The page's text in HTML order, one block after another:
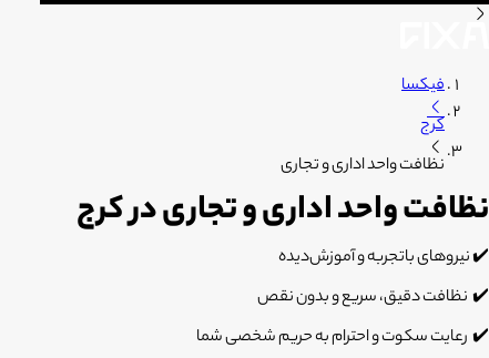
فیکسا
کرج
نظافت واحد اداری و تجاری
نظافت واحد اداری و تجاری در کرج
✔️نیروهای باتجربه و آموزش‌دیده
✔️ نظافت دقیق، سریع و بدون نقص
✔️ رعایت سکوت و احترام به حریم شخصی شما